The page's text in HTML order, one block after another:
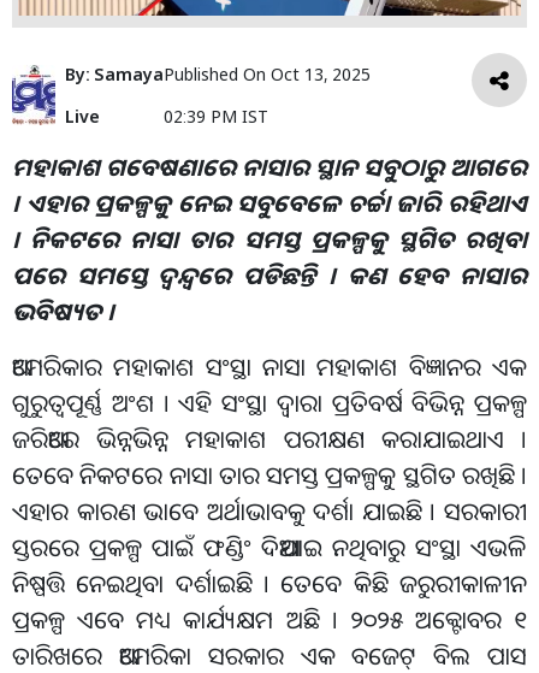
By: Samaya
Live
Published OnOct 13, 2025
02:39 PM IST
ମହାକାଶ ଗବେଷଣାରେ ନାସାର ସ୍ଥାନ ସବୁଠାରୁ ଆଗରେ
। ଏହାର ପ୍ରକଳ୍ପକୁ ନେଇ ସବୁବେଳେ ଚର୍ଚ୍ଚା ଜାରି ରହିଥାଏ
। ନିକଟରେ ନାସା ତାର ସମସ୍ତ ପ୍ରକଳ୍ପକୁ ସ୍ଥଗିତ ରଖିବା
ପରେ ସମସ୍ତେ ଦ୍ବନ୍ଦ୍ବରେ ପଡିଛନ୍ତି । କଣ ହେବ ନାସାର
ଭବିଷ୍ୟତ ।
ଆମେରିକାର ମହାକାଶ ସଂସ୍ଥା ନାସା ମହାକାଶ ବିଜ୍ଞାନର ଏକ
ଗୁରୁତ୍ବପୂର୍ଣ୍ଣ ଅଂଶ । ଏହି ସଂସ୍ଥା ଦ୍ବାରା ପ୍ରତିବର୍ଷ ବିଭିନ୍ନ ପ୍ରକଳ୍ପ
ଜରିଆରେ ଭିନ୍ନଭିନ୍ନ ମହାକାଶ ପରୀକ୍ଷଣ କରାଯାଇଥାଏ ।
ତେବେ ନିକଟରେ ନାସା ତାର ସମସ୍ତ ପ୍ରକଳ୍ପକୁ ସ୍ଥଗିତ ରଖିଛି ।
ଏହାର କାରଣ ଭାବେ ଅର୍ଥାଭାବକୁ ଦର୍ଶା ଯାଇଛି । ସରକାରୀ
ସ୍ତରରେ ପ୍ରକଳ୍ପ ପାଇଁ ଫଣ୍ଡିଂ ଦିଆଯାଇ ନଥିବାରୁ ସଂସ୍ଥା ଏଭଳି
ନିଷ୍ପତ୍ତି ନେଇଥିବା ଦର୍ଶାଇଛି । ତେବେ କିଛି ଜରୁରୀକାଳୀନ
ପ୍ରକଳ୍ପ ଏବେ ମଧ୍ୟ କାର୍ଯ୍ୟକ୍ଷମ ଅଛି । ୨୦୨୫ ଅକ୍ଟୋବର ୧
ତାରିଖରେ ଆମେରିକା ସରକାର ଏକ ବଜେଟ୍ ବିଲ ପାସ